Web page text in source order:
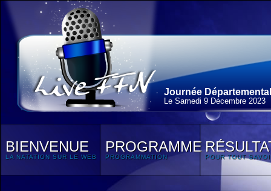
Journée
Le Samedi 9 Décembre 2023
BIENVENUE
LA NATATION SUR LE WEB
PROGRAMME
PROGRAMMATION POUR TOUT